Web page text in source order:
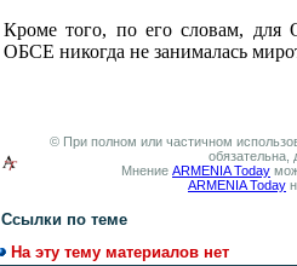
Кроме того, по его словам, для
ОБСЕ никогда не занималась
© При полном или частичном
обязательна,
Мнение ARMENIA Today
ARMENIA Today
Ссылки по теме
На эту тему материалов нет